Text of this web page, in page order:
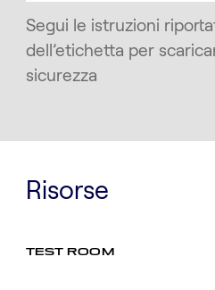
Segui le istruzioni
dell’etichetta per
sicurezza
Risorse
TEST ROOM